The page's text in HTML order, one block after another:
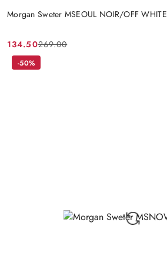
Morgan Sweter MSEOUL NOIR/OFF WHITE
Cena
promocyjna:
134.50
Cena
przed
269.00
-50%